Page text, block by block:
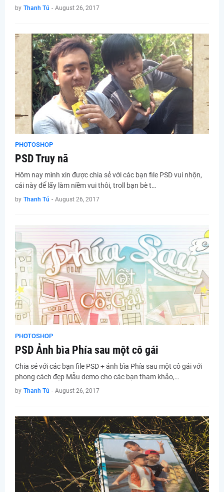
by Thanh Tú - August 26, 2017
PHOTOSHOP
PSD Truy nã
Hôm nay mình xin được chia sẻ với các bạn file PSD vui nhộn,
cái này để lấy làm niềm vui thôi, troll bạn bè t…
by Thanh Tú - August 26, 2017
PHOTOSHOP
PSD Ảnh bìa Phía sau một cô gái
Chia sẻ với các bạn file PSD + ảnh bìa Phía sau một cô gái với
phong cách đẹp Mẫu demo cho các bạn tham khảo,…
by Thanh Tú - August 26, 2017